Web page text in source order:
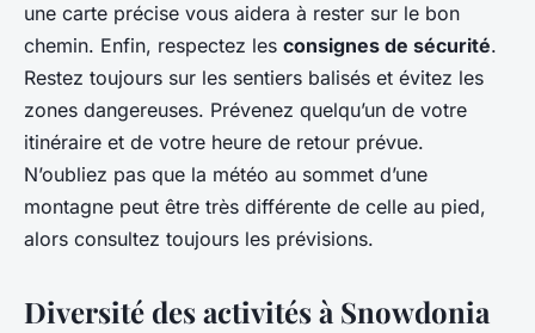
une carte précise vous aidera à rester sur le bon
chemin. Enfin, respectez les consignes de sécurité.
Restez toujours sur les sentiers balisés et évitez les
zones dangereuses. Prévenez quelqu’un de votre
itinéraire et de votre heure de retour prévue.
N’oubliez pas que la météo au sommet d’une
montagne peut être très différente de celle au pied,
alors consultez toujours les prévisions.
Diversité des activités à Snowdonia